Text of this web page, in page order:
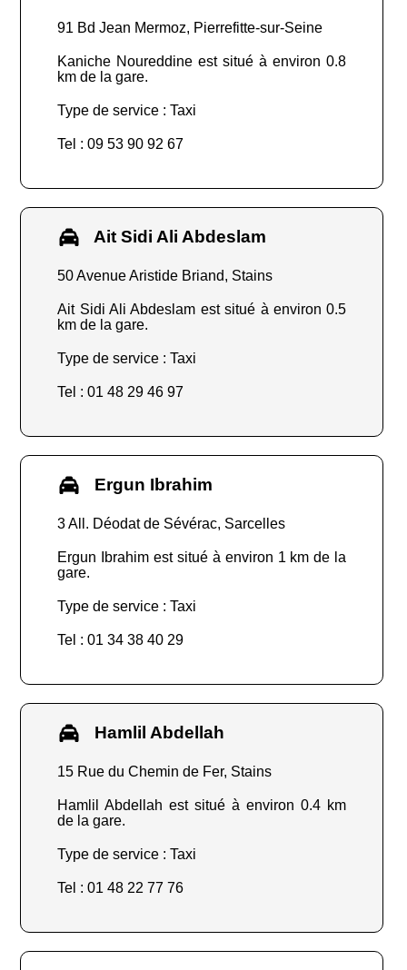
91 Bd Jean Mermoz, Pierrefitte-sur-Seine
Kaniche Noureddine est situé à environ 0.8
km de la gare.
Type de service : Taxi
Tel : 09 53 90 92 67
Ait Sidi Ali Abdeslam
50 Avenue Aristide Briand, Stains
Ait Sidi Ali Abdeslam est situé à environ 0.5
km de la gare.
Type de service : Taxi
Tel : 01 48 29 46 97
Ergun Ibrahim
3 All. Déodat de Sévérac, Sarcelles
Ergun Ibrahim est situé à environ 1 km de la
gare.
Type de service : Taxi
Tel : 01 34 38 40 29
Hamlil Abdellah
15 Rue du Chemin de Fer, Stains
Hamlil Abdellah est situé à environ 0.4 km
de la gare.
Type de service : Taxi
Tel : 01 48 22 77 76